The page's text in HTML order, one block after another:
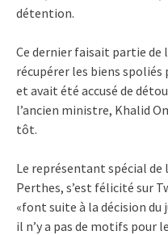
détention.
Ce dernier faisait partie de
récupérer les biens spoliés
et avait été accusé de
l’ancien ministre, Khalid
tôt.
Le représentant spécial de
Perthes, s’est félicité sur
«font suite à la décision
il n’y a pas de motifs pour